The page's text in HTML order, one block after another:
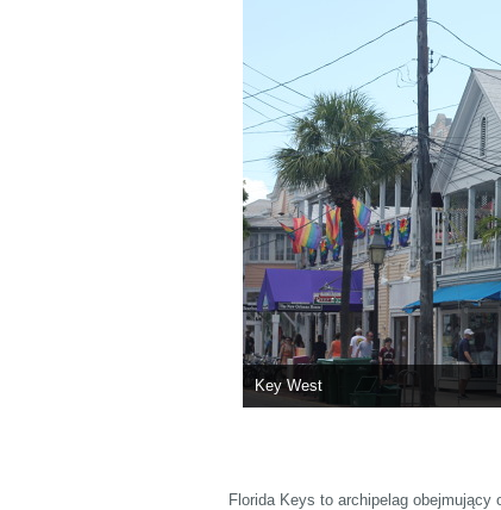
Key West
Florida Keys to archipelag obejmujący